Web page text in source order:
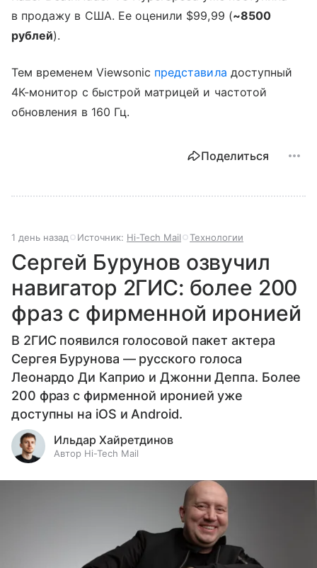
в продажу в США. Ее оценили $99,99 (~8500
рублей).
Тем временем Viewsonic представила доступный
4К-монитор с быстрой матрицей и частотой
обновления в 160 Гц.
Поделиться
1 день назад Источник: Hi-Tech Mail Технологии
Сергей Бурунов озвучил
навигатор 2ГИС: более 200
фраз с фирменной иронией
В 2ГИС появился голосовой пакет актера
Сергея Бурунова — русского голоса
Леонардо Ди Каприо и Джонни Деппа. Более
200 фраз с фирменной иронией уже
доступны на iOS и Android.
Ильдар Хайретдинов
Автор Hi-Tech Mail